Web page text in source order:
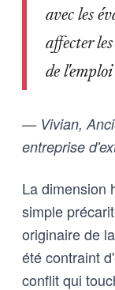
avec les
affecter
de
— Vivian,
entreprise
La dimension
simple
originaire de
été contraint
conflit qui